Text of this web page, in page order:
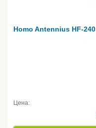
Homo Antennius HF-240
Цена: